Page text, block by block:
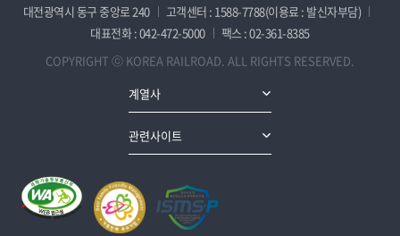
대전광역시 동구 중앙로 240
고객센터 : 1588-7788(이용료 : 발신자부담)
대표전화 : 042-472-5000
팩스 : 02-361-8385
COPYRIGHT ⓒ KOREA RAILROAD. ALL RIGHTS RESERVED.
계열사
관련사이트